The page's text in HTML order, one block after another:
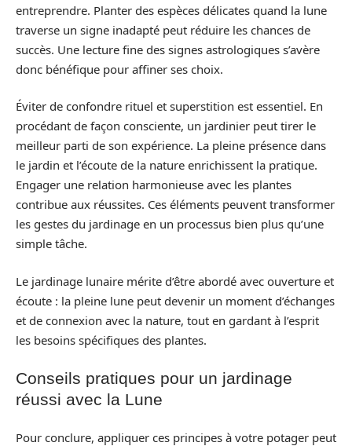
entreprendre. Planter des espèces délicates quand la lune
traverse un signe inadapté peut réduire les chances de
succès. Une lecture fine des signes astrologiques s’avère
donc bénéfique pour affiner ses choix.
Éviter de confondre rituel et superstition est essentiel. En
procédant de façon consciente, un jardinier peut tirer le
meilleur parti de son expérience. La pleine présence dans
le jardin et l’écoute de la nature enrichissent la pratique.
Engager une relation harmonieuse avec les plantes
contribue aux réussites. Ces éléments peuvent transformer
les gestes du jardinage en un processus bien plus qu’une
simple tâche.
Le jardinage lunaire mérite d’être abordé avec ouverture et
écoute : la pleine lune peut devenir un moment d’échanges
et de connexion avec la nature, tout en gardant à l’esprit
les besoins spécifiques des plantes.
Conseils pratiques pour un jardinage
réussi avec la Lune
Pour conclure, appliquer ces principes à votre potager peut